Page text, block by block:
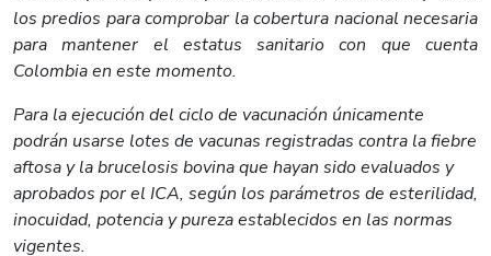
los predios para comprobar la cobertura nacional necesaria
para mantener el estatus sanitario con que cuenta
Colombia en este momento.
Para la ejecución del ciclo de vacunación únicamente
podrán usarse lotes de vacunas registradas contra la fiebre
aftosa y la brucelosis bovina que hayan sido evaluados y
aprobados por el ICA, según los parámetros de esterilidad,
inocuidad, potencia y pureza establecidos en las normas
vigentes.